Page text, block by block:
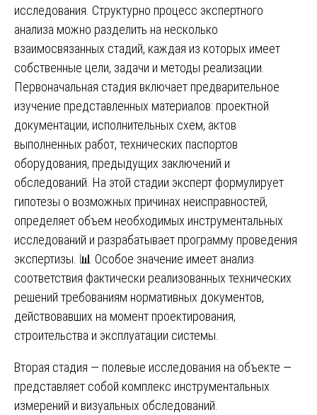
исследования. Структурно процесс экспертного
анализа можно разделить на несколько
взаимосвязанных стадий, каждая из которых имеет
собственные цели, задачи и методы реализации.
Первоначальная стадия включает предварительное
изучение представленных материалов: проектной
документации, исполнительных схем, актов
выполненных работ, технических паспортов
оборудования, предыдущих заключений и
обследований. На этой стадии эксперт формулирует
гипотезы о возможных причинах неисправностей,
определяет объем необходимых инструментальных
исследований и разрабатывает программу проведения
экспертизы. 📊 Особое значение имеет анализ
соответствия фактически реализованных технических
решений требованиям нормативных документов,
действовавших на момент проектирования,
строительства и эксплуатации системы.
Вторая стадия — полевые исследования на объекте —
представляет собой комплекс инструментальных
измерений и визуальных обследований.